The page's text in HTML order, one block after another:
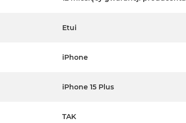
Etui
iPhone
iPhone 15 Plus
TAK